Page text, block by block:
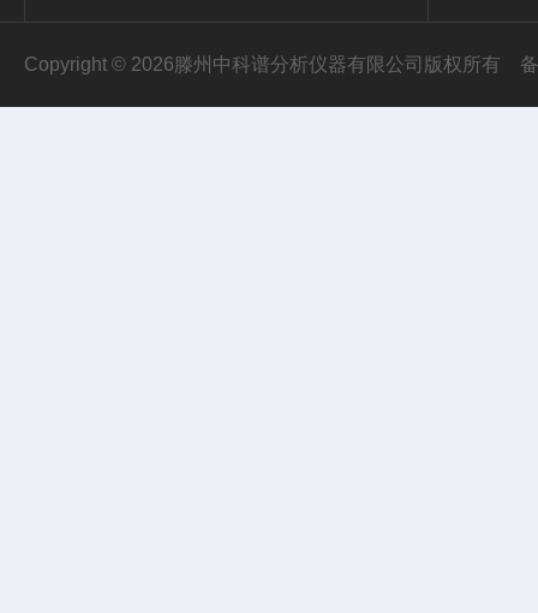
Copyright © 2026滕州中科谱分析仪器有限公司版权所有